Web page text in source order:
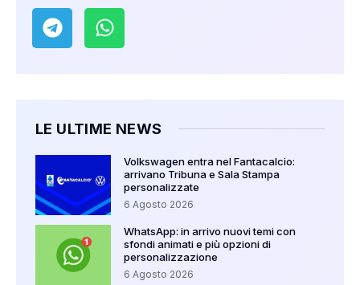
LE ULTIME NEWS
Volkswagen entra nel Fantacalcio:
arrivano Tribuna e Sala Stampa
personalizzate
6 Agosto 2026
WhatsApp: in arrivo nuovi temi con
sfondi animati e più opzioni di
personalizzazione
6 Agosto 2026